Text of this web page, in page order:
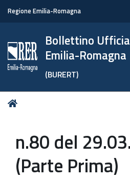
Regione Emilia-Romagna
Bollettino
Emilia-Romagna
(BURERT)
Tu
n.80 del
(Parte Prima)